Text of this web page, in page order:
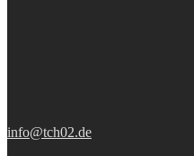
info@tch02.de